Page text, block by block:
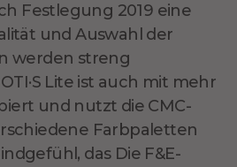
Festlegung 2019 eine
und Auswahl der
werden streng
Lite ist auch mit mehr
und nutzt die CMC-
Farbpaletten
das Die F&E-